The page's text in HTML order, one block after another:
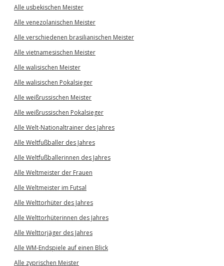
Alle usbekischen Meister
Alle venezolanischen Meister
Alle verschiedenen brasilianischen Meister
Alle vietnamesischen Meister
Alle walisischen Meister
Alle walisischen Pokalsieger
Alle weißrussischen Meister
Alle weißrussischen Pokalsieger
Alle Welt-Nationaltrainer des Jahres
Alle Weltfußballer des Jahres
Alle Weltfußballerinnen des Jahres
Alle Weltmeister der Frauen
Alle Weltmeister im Futsal
Alle Welttorhüter des Jahres
Alle Welttorhüterinnen des Jahres
Alle Welttorjäger des Jahres
Alle WM-Endspiele auf einen Blick
Alle zyprischen Meister